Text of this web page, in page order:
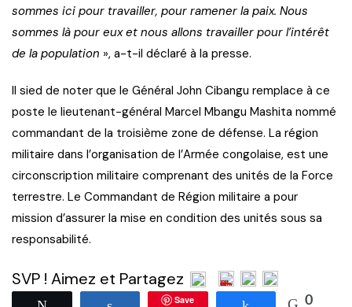
sommes ici pour travailler, pour ramener la paix. Nous
sommes là pour eux et nous allons travailler pour l’intérêt
de la population », a-t-il déclaré à la presse.
Il sied de noter que le Général John Cibangu remplace à ce
poste le lieutenant-général Marcel Mbangu Mashita nommé
commandant de la troisième zone de défense. La région
militaire dans l’organisation de l’Armée congolaise, est une
circonscription militaire comprenant des unités de la Force
terrestre. Le Commandant de Région militaire a pour
mission d’assurer la mise en condition des unités sous sa
responsabilité.
SVP ! Aimez et Partagez
Partagez Save Partagez 0